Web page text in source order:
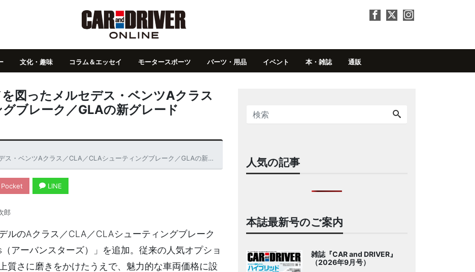
文化・趣味 コラム＆エッセイ モータースポーツ パーツ・用品 イベント 本・雑誌 通販
図ったメルセデス・ベンツAクラス
ブレーク／GLAの新グレード
クラス／CLA／CLAシューティングブレーク／GLAの新グレード「Urban Stars」が登場
LINE
郎
ルのAクラス／CLA／CLAシューティングブレーク
アーバンスターズ）」を追加。従来の人気オプショ
質さに磨きをかけたうえで、魅力的な車両価格に設
人気の記事
本誌最新号のご案内
雑誌『CAR and DRIVER』
（2026年9月号）